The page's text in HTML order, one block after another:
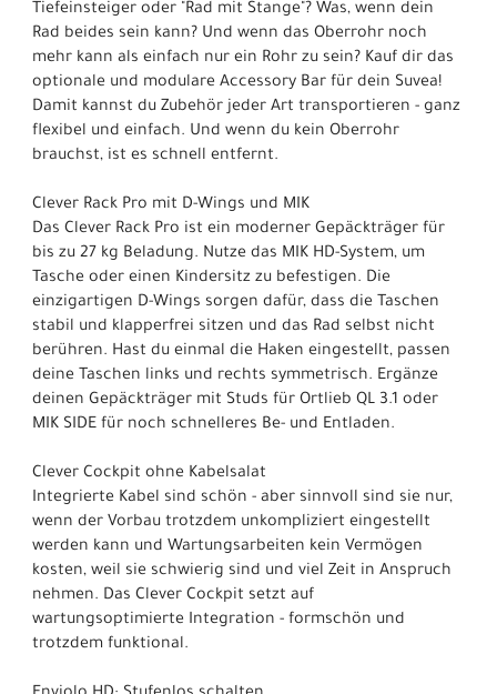
Tiefeinsteiger oder "Rad mit Stange"? Was, wenn dein
Rad beides sein kann? Und wenn das Oberrohr noch
mehr kann als einfach nur ein Rohr zu sein? Kauf dir das
optionale und modulare Accessory Bar für dein Suvea!
Damit kannst du Zubehör jeder Art transportieren - ganz
flexibel und einfach. Und wenn du kein Oberrohr
brauchst, ist es schnell entfernt.
Clever Rack Pro mit D-Wings und MIK
Das Clever Rack Pro ist ein moderner Gepäckträger für
bis zu 27 kg Beladung. Nutze das MIK HD-System, um
Tasche oder einen Kindersitz zu befestigen. Die
einzigartigen D-Wings sorgen dafür, dass die Taschen
stabil und klapperfrei sitzen und das Rad selbst nicht
berühren. Hast du einmal die Haken eingestellt, passen
deine Taschen links und rechts symmetrisch. Ergänze
deinen Gepäckträger mit Studs für Ortlieb QL 3.1 oder
MIK SIDE für noch schnelleres Be- und Entladen.
Clever Cockpit ohne Kabelsalat
Integrierte Kabel sind schön - aber sinnvoll sind sie nur,
wenn der Vorbau trotzdem unkompliziert eingestellt
werden kann und Wartungsarbeiten kein Vermögen
kosten, weil sie schwierig sind und viel Zeit in Anspruch
nehmen. Das Clever Cockpit setzt auf
wartungsoptimierte Integration - formschön und
trotzdem funktional.